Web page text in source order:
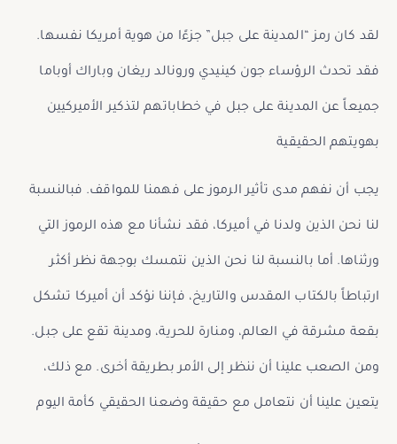
لقد كان رمز “المدينة على جبل” جزءًا من هوية أمريكا نفسها.
فقد تحدث الرؤساء جون كينيدي ورونالد ريغان وباراك أوباما
جميعاً عن المدينة على جبل في خطاباتهم لتذكير الأميركيين
بهويتهم الحقيقية
يجب أن نفهم مدى تأثير الرموز على فهمنا للمواقف. فبالنسبة
لنا نحن الذين ولدنا في أميركا، فقد نشأنا مع هذه الرموز التي
ورثناها. أما بالنسبة لنا نحن الذين نتمسك بوجهة نظر أكثر
ارتباطاً بالكتاب المقدس والتاريخ، فإننا نؤكد أن أميركا تشكل
بقعة مشرقة في العالم، ومنارة للحرية، ومدينة تقع على جبل.
ومن الصعب علينا أن ننظر إلى الأمر بطريقة أخرى. مع ذلك،
يتعين علينا أن نتعامل مع حقيقة وضعنا الحقيقي كأمة اليوم